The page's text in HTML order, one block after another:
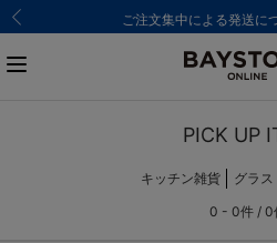
ご注文集中による発送に
PICK UP
キッチン雑貨
グラ
0 - 0件 / 0